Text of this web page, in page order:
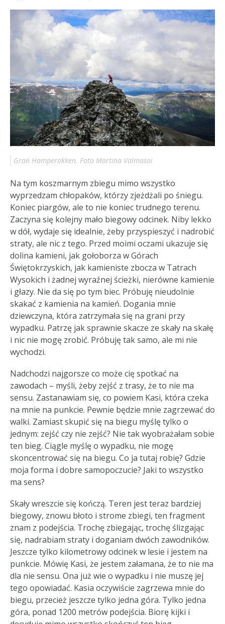
Grań Hamperokken. Foto Martina Valmasoi
Na tym koszmarnym zbiegu mimo wszystko
wyprzedzam chłopaków, którzy zjeżdżali po śniegu.
Koniec piargów, ale to nie koniec trudnego terenu.
Zaczyna się kolejny mało biegowy odcinek. Niby lekko
w dół, wydaje się idealnie, żeby przyspieszyć i nadrobić
straty, ale nic z tego. Przed moimi oczami ukazuje się
dolina kamieni, jak gołoborza w Górach
Świętokrzyskich, jak kamieniste zbocza w Tatrach
Wysokich i żadnej wyraźnej ścieżki, nierówne kamienie
i głazy. Nie da się po tym biec. Próbuję nieudolnie
skakać z kamienia na kamień. Dogania mnie
dziewczyna, która zatrzymała się na grani przy
wypadku. Patrzę jak sprawnie skacze ze skały na skałę
i nic nie mogę zrobić. Próbuję tak samo, ale mi nie
wychodzi.
Nadchodzi najgorsze co może cię spotkać na
zawodach – myśli, żeby zejść z trasy, że to nie ma
sensu. Zastanawiam się, co powiem Kasi, która czeka
na mnie na punkcie. Pewnie będzie mnie zagrzewać do
walki. Zamiast skupić się na biegu myślę tylko o
jednym: zejść czy nie zejść? Nie tak wyobrażałam sobie
ten bieg. Ciągle myślę o wypadku, nie mogę
skoncentrować się na biegu. Co ja tutaj robię? Gdzie
moja forma i dobre samopoczucie? Jaki to wszystko
ma sens?
Skały wreszcie się kończą. Teren jest teraz bardziej
biegowy, znowu błoto i strome zbiegi, ten fragment
znam z podejścia. Trochę zbiegając, trochę ślizgając
się, nadrabiam straty i doganiam dwóch zawodników.
Jeszcze tylko kilometrowy odcinek w lesie i jestem na
punkcie. Mówię Kasi, że jestem załamana, że to nie ma
dla nie sensu. Ona już wie o wypadku i nie muszę jej
tego opowiadać. Kasia oczywiście zagrzewa mnie do
biegu, przecież jeszcze tylko jedna góra. Tylko jedna
góra, ponad 1200 metrów podejścia. Biorę kijki i